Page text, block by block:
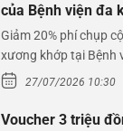
của Bệnh viện đa
Giảm 20% phí chụp
xương khớp tại Bệnh
Bệnh viện đa…
27/07/2026 10:30
Voucher 3 triệu